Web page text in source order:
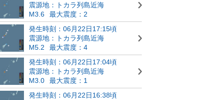
震源地：トカラ列島近海
M3.6
最大震度：2
発生時刻：06月22日17:15頃
震源地：トカラ列島近海
M5.2
最大震度：4
発生時刻：06月22日17:04頃
震源地：トカラ列島近海
M3.0
最大震度：1
発生時刻：06月22日16:38頃